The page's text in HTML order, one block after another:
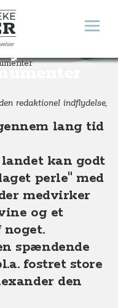
Åbn
med
Skopje - en by med statuer og monumenter, Nordmakedonien
redaktionel indflydelse,
lang tid
kan godt
perle" med
medvirker
og et
spændende
fostret store
den